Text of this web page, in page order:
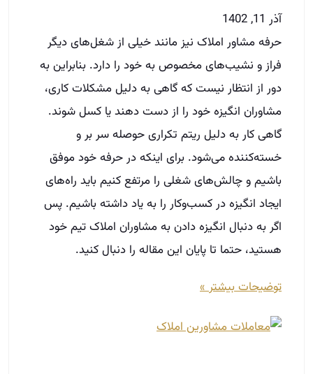
آذر 11, 1402
حرفه مشاور املاک نیز مانند خیلی از شغل‌های دیگر
فراز و نشیب‌های مخصوص به خود را دارد. بنابراین به
دور از انتظار نیست که گاهی به دلیل مشکلات کاری،
مشاوران انگیزه خود را از دست دهند یا کسل شوند.
گاهی کار به دلیل ریتم تکراری حوصله سر بر و
خسته‌کننده می‌شود. برای اینکه در حرفه خود موفق
باشیم و چالش‌های شغلی را مرتفع کنیم باید راه‌های
ایجاد انگیزه در کسب‌وکار را به یاد داشته باشیم. پس
اگر به دنبال انگیزه دادن به مشاوران املاک تیم خود
هستید، حتما تا پایان این مقاله را دنبال کنید.
توضیحات بیشتر »